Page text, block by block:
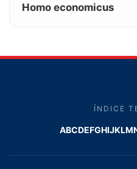
Homo economicus
ÍNDICE
ABCDEFGHIJKLM